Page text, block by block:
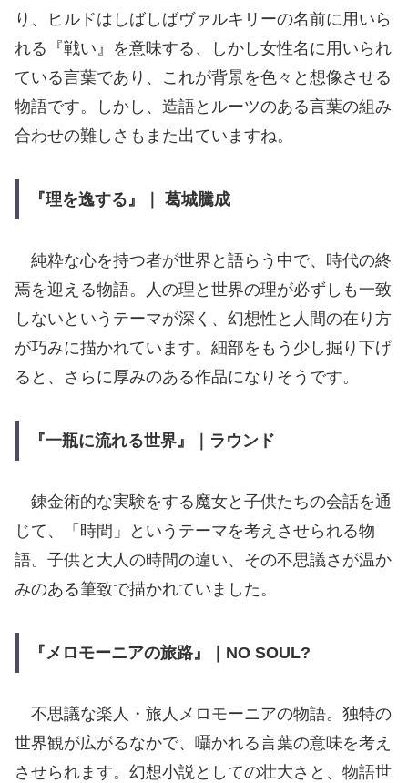
り、ヒルドはしばしばヴァルキリーの名前に用いら
れる『戦い』を意味する、しかし女性名に用いられ
ている言葉であり、これが背景を色々と想像させる
物語です。しかし、造語とルーツのある言葉の組み
合わせの難しさもまた出ていますね。
『理を逸する』｜ 葛城騰成
純粋な心を持つ者が世界と語らう中で、時代の終
焉を迎える物語。人の理と世界の理が必ずしも一致
しないというテーマが深く、幻想性と人間の在り方
が巧みに描かれています。細部をもう少し掘り下げ
ると、さらに厚みのある作品になりそうです。
『一瓶に流れる世界』｜ラウンド
錬金術的な実験をする魔女と子供たちの会話を通
じて、「時間」というテーマを考えさせられる物
語。子供と大人の時間の違い、その不思議さが温か
みのある筆致で描かれていました。
『メロモーニアの旅路』｜NO SOUL?
不思議な楽人・旅人メロモーニアの物語。独特の
世界観が広がるなかで、囁かれる言葉の意味を考え
させられます。幻想小説としての壮大さと、物語世